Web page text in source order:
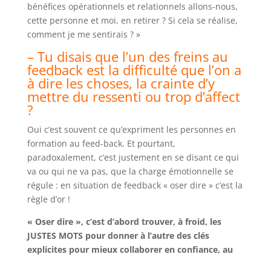
bénéfices opérationnels et relationnels allons-nous,
cette personne et moi, en retirer ? Si cela se réalise,
comment je me sentirais ? »
– Tu disais que l’un des freins au
feedback est la difficulté que l’on a
à dire les choses, la crainte d’y
mettre du ressenti ou trop d’affect
?
Oui c’est souvent ce qu’expriment les personnes en
formation au feed-back. Et pourtant,
paradoxalement, c’est justement en se disant ce qui
va ou qui ne va pas, que la charge émotionnelle se
régule : en situation de feedback « oser dire » c’est la
règle d’or !
« Oser dire », c’est d’abord trouver, à froid, les
JUSTES MOTS pour donner à l’autre des clés
explicites pour mieux collaborer en confiance, au